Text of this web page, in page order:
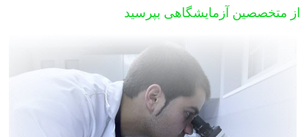
از متخصصین آزمایشگاهی بپرسید